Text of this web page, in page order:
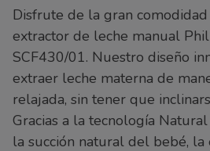
Disfrute de la gran
extractor de leche manual
SCF430/01. Nuestro diseño
extraer leche materna de
relajada, sin tener que
Gracias a la tecnología
la succión natural del bebé, la